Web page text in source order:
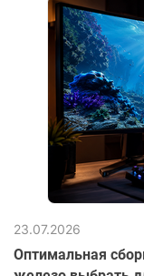
23.07.2026
Оптимальная